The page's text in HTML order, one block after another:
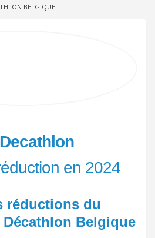
BELGIQUE
Decathlon
en 2024
réductions du
Belgique